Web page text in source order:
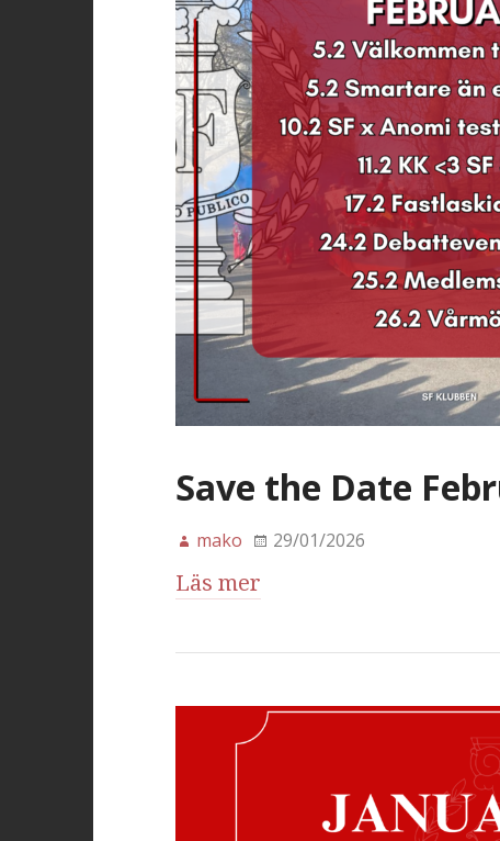
Save the Date
mako 29/01/2026
Läs mer